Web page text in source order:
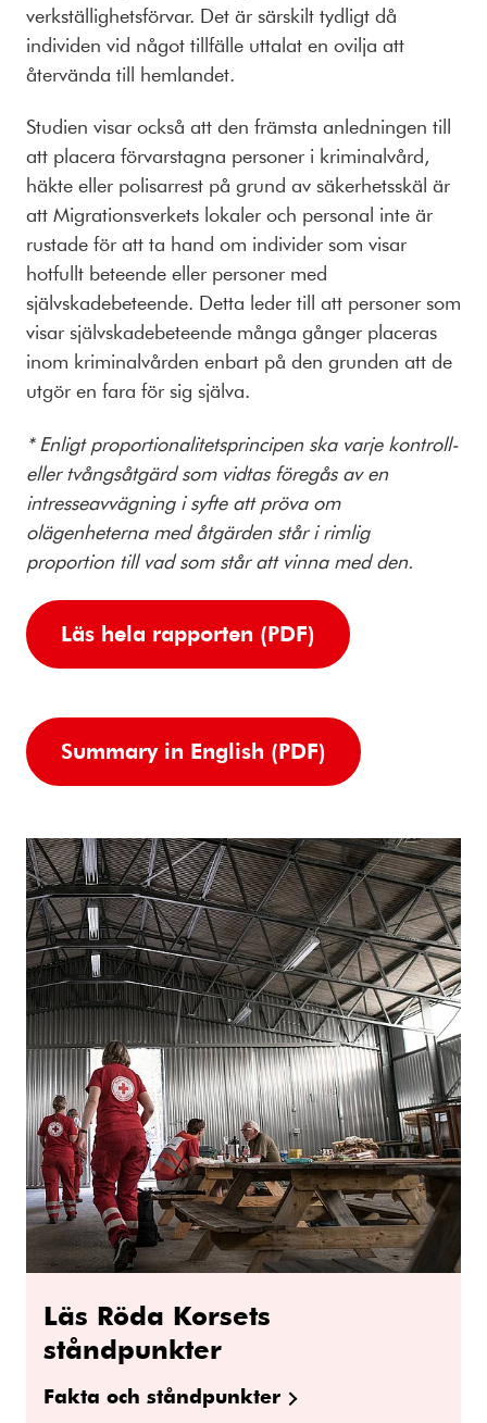
verkställighetsförvar. Det är särskilt tydligt då
individen vid något tillfälle uttalat en ovilja att
återvända till hemlandet.
Studien visar också att den främsta anledningen till
att placera förvarstagna personer i kriminalvård,
häkte eller polisarrest på grund av säkerhetsskäl är
att Migrationsverkets lokaler och personal inte är
rustade för att ta hand om individer som visar
hotfullt beteende eller personer med
självskadebeteende. Detta leder till att personer som
visar självskadebeteende många gånger placeras
inom kriminalvården enbart på den grunden att de
utgör en fara för sig själva.
* Enligt proportionalitetsprincipen ska varje kontroll-
eller tvångsåtgärd som vidtas föregås av en
intresseavvägning i syfte att pröva om
olägenheterna med åtgärden står i rimlig
proportion till vad som står att vinna med den.
Läs hela rapporten (PDF)
Summary in English (PDF)
Läs Röda Korsets
ståndpunkter
Fakta och ståndpunkter